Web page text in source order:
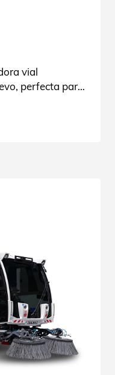
vial
perfecta para